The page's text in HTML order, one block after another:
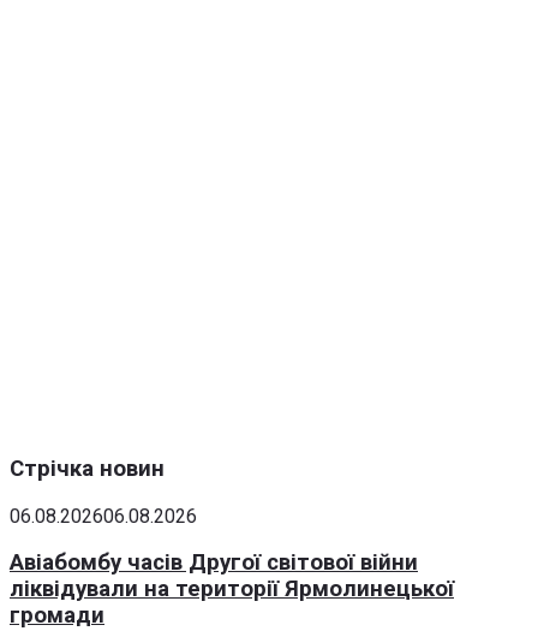
Стрічка новин
06.08.202606.08.2026
Авіабомбу часів Другої світової війни
ліквідували на території Ярмолинецької
громади